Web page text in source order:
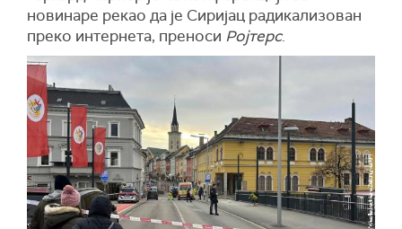
новинаре рекао да је Сиријац радикализован
преко интернета, преноси Ројтерс.